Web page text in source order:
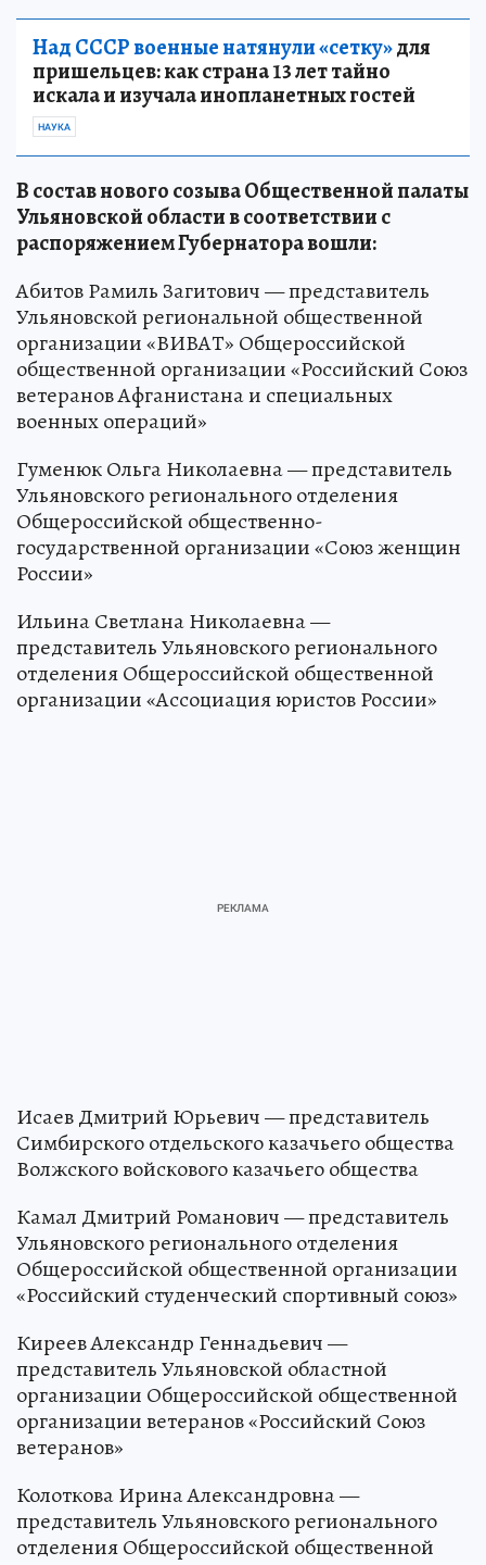
Над СССР военные натянули «сетку»для
пришельцев: как страна 13 лет тайно
искала и изучала инопланетных гостей
НАУКА
В состав нового созыва Общественной палаты
Ульяновской области в соответствии с
распоряжением Губернатора вошли:
Абитов Рамиль Загитович — представитель
Ульяновской региональной общественной
организации «ВИВАТ» Общероссийской
общественной организации «Российский Союз
ветеранов Афганистана и специальных
военных операций»
Гуменюк Ольга Николаевна — представитель
Ульяновского регионального отделения
Общероссийской общественно-
государственной организации «Союз женщин
России»
Ильина Светлана Николаевна —
представитель Ульяновского регионального
отделения Общероссийской общественной
организации «Ассоциация юристов России»
Исаев Дмитрий Юрьевич — представитель
Симбирского отдельского казачьего общества
Волжского войскового казачьего общества
Камал Дмитрий Романович — представитель
Ульяновского регионального отделения
Общероссийской общественной организации
«Российский студенческий спортивный союз»
Киреев Александр Геннадьевич —
представитель Ульяновской областной
организации Общероссийской общественной
организации ветеранов «Российский Союз
ветеранов»
Колоткова Ирина Александровна —
представитель Ульяновского регионального
отделения Общероссийской общественной